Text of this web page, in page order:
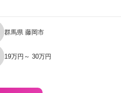
群馬県 藤岡市
19万円～ 30万円